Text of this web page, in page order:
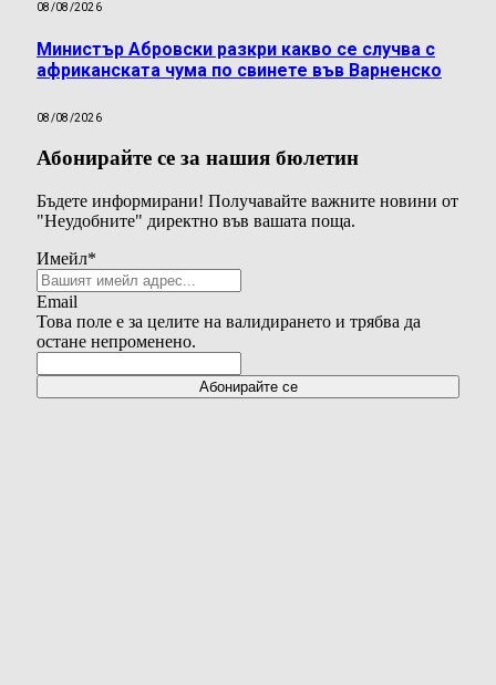
08/08/2026
Министър Абровски разкри какво се случва с
африканската чума по свинете във Варненско
08/08/2026
Абонирайте се за нашия бюлетин
Бъдете информирани! Получавайте важните новини от
"Неудобните" директно във вашата поща.
Имейл*
Email
Това поле е за целите на валидирането и трябва да
остане непроменено.